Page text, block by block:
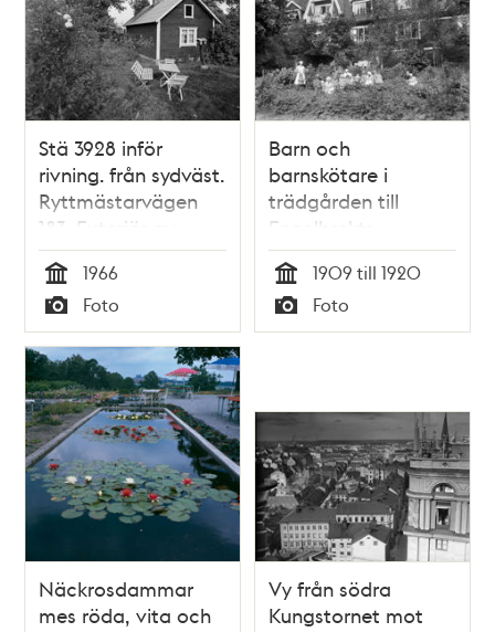
Stä 3928 inför
rivning. från sydväst.
Ryttmästarvägen
183. Exteriör av
mindre hus av trä
Tid
1966
Typ
Foto
Barn och
barnskötare i
trädgården till
Engelbrekts
barnkrubba.
Tid
1909 till 1920
Typ
Foto
Näckrosdammar
mes röda, vita och
Vy från södra
Kungstornet mot